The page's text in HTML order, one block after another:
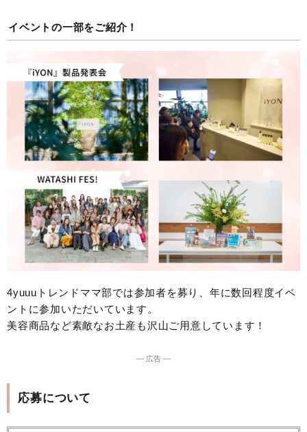
イベントの一部をご紹介！
4yuuuトレンドママ部では参加者を募り、年に数回程度イベ
ントに参加いただいています。
美容商品など素敵なお土産も沢山ご用意しています！
― 広告 ―
応募について